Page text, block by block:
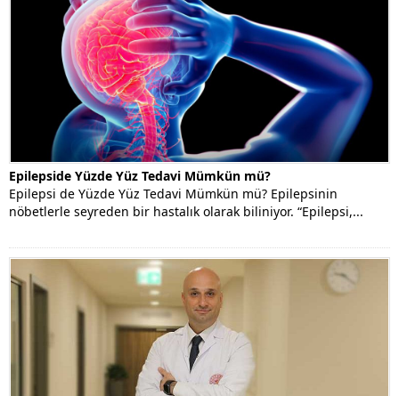
Epilepside Yüzde Yüz Tedavi Mümkün mü?
Epilepsi de Yüzde Yüz Tedavi Mümkün mü? Epilepsinin
nöbetlerle seyreden bir hastalık olarak biliniyor. “Epilepsi,...